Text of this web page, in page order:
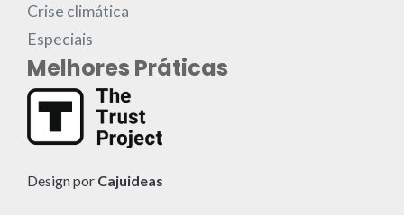
Crise climática
Especiais
Melhores Práticas
Design por Cajuideas